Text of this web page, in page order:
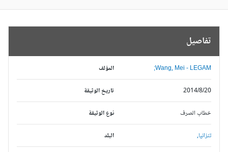
تفاصيل
المؤلف Wang, Mei - LEGAM;
تاريخ الوثيقة 2014/8/20
نوع الوثيقة خطاب الصرف
البلد تنزانيا,